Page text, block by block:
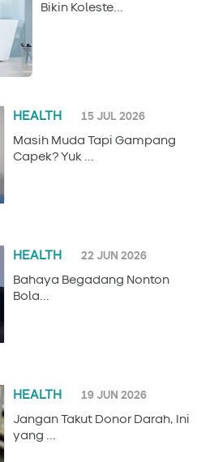
Bikin Koleste...
HEALTH 15 JUL 2026
Masih Muda Tapi Gampang
Capek? Yuk ...
HEALTH 22 JUN 2026
Bahaya Begadang Nonton
Bola...
HEALTH 19 JUN 2026
Jangan Takut Donor Darah, Ini
yang ...